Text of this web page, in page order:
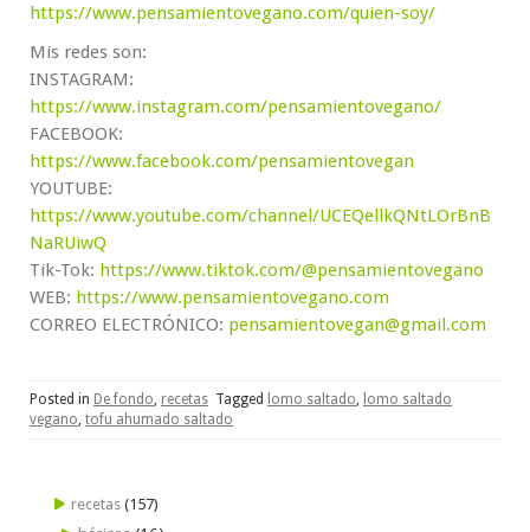
https://www.pensamientovegano.com/quien-soy/
Mis redes son:
INSTAGRAM:
https://www.instagram.com/pensamientovegano/
FACEBOOK:
https://www.facebook.com/pensamientovegan
YOUTUBE:
https://www.youtube.com/channel/UCEQellkQNtLOrBnB
NaRUiwQ
Tik-Tok: https://www.tiktok.com/@pensamientovegano
WEB: https://www.pensamientovegano.com
CORREO ELECTRÓNICO: pensamientovegan@gmail.com
Posted in De fondo, recetas Tagged lomo saltado, lomo saltado
vegano, tofu ahumado saltado
recetas (157)